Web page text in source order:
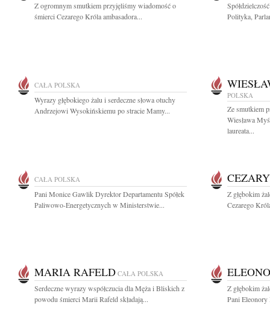
Z ogromnym smutkiem przyjęliśmy wiadomość o
śmierci Cezarego Króla ambasadora...
Polityka,
CAŁA POLSKA
Wyrazy głębokiego żalu i serdeczne słowa otuchy
Andrzejowi Wysokińskiemu po stracie Mamy...
POLSKA
Ze smutkiem
Wiesława
laureata...
CAŁA POLSKA
Pani Monice Gawlik Dyrektor Departamentu Spółek
Paliwowo-Energetycznych w Ministerstwie...
Z głębokim
Cezarego
MARIA RAFELD CAŁA POLSKA
Serdeczne wyrazy współczucia dla Męża i Bliskich z
powodu śmierci Marii Rafeld składają...
Z głębokim
Pani Eleonory